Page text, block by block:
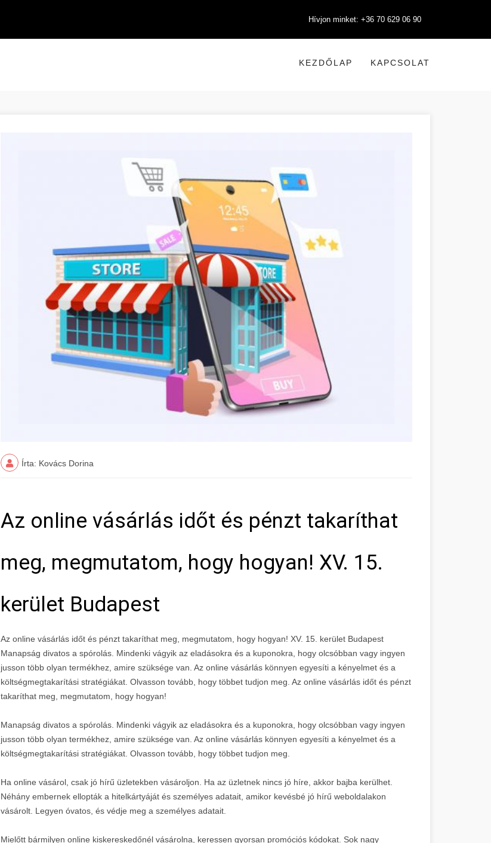
Hívjon minket: +36 70 629 06 90
KEZDŐLAP KAPCSOLAT
Írta: Kovács Dorina
Az online vásárlás időt és pénzt takaríthat
meg, megmutatom, hogy hogyan! XV. 15.
kerület Budapest
Az online vásárlás időt és pénzt takaríthat meg, megmutatom, hogy hogyan! XV. 15. kerület Budapest
Manapság divatos a spórolás. Mindenki vágyik az eladásokra és a kuponokra, hogy olcsóbban vagy ingyen
jusson több olyan termékhez, amire szüksége van. Az online vásárlás könnyen egyesíti a kényelmet és a
költségmegtakarítási stratégiákat. Olvasson tovább, hogy többet tudjon meg. Az online vásárlás időt és pénzt
takaríthat meg, megmutatom, hogy hogyan!
Manapság divatos a spórolás. Mindenki vágyik az eladásokra és a kuponokra, hogy olcsóbban vagy ingyen
jusson több olyan termékhez, amire szüksége van. Az online vásárlás könnyen egyesíti a kényelmet és a
költségmegtakarítási stratégiákat. Olvasson tovább, hogy többet tudjon meg.
Ha online vásárol, csak jó hírű üzletekben vásároljon. Ha az üzletnek nincs jó híre, akkor bajba kerülhet.
Néhány embernek ellopták a hitelkártyáját és személyes adatait, amikor kevésbé jó hírű weboldalakon
vásárolt. Legyen óvatos, és védje meg a személyes adatait.
Mielőtt bármilyen online kiskereskedőnél vásárolna, keressen gyorsan promóciós kódokat. Sok nagy